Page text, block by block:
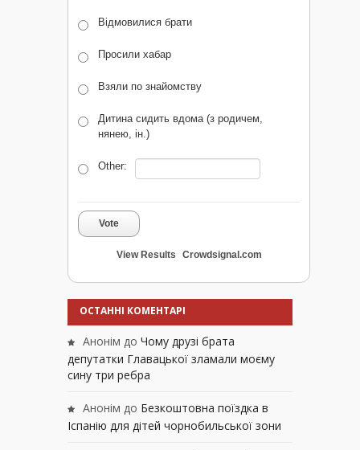
Відмовилися брати
Просили хабар
Взяли по знайомству
Дитина сидить вдома (з родичем,
нянею, ін.)
Other:
Vote
View Results Crowdsignal.com
ОСТАННІ КОМЕНТАРІ
Анонім до Чому друзі брата
депутатки Главацької зламали моєму
сину три ребра
Анонім до Безкоштовна поїздка в
Іспанію для дітей чорнобильської зони